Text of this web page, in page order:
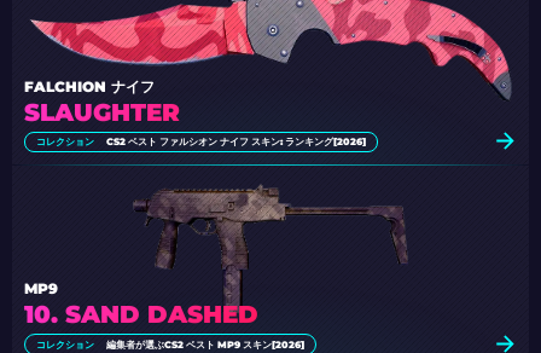
SLAUGHTER
FALCHION ナイフ
コレクション CS2 ベスト ファルシオン ナイフ スキン: ランキング[2026]
10. SAND DASHED
MP9
コレクション 編集者が選ぶCS2 ベスト MP9 スキン[2026]